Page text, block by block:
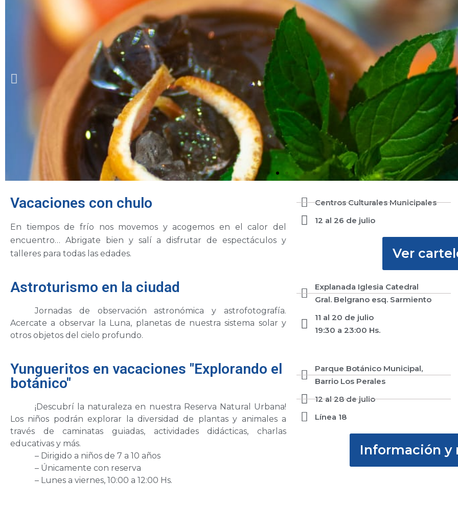
JUJEÑA
Vacaciones con chulo
En tiempos de frío nos movemos y acogemos en el calor del
encuentro… Abrigate bien y salí a disfrutar de espectáculos y
talleres para todas las edades.
Centros Culturales Municipales
12 al 26 de julio
Ver
Astroturismo en la ciudad
Jornadas de observación astronómica y astrofotografía.
Acercate a observar la Luna, planetas de nuestra sistema solar y
otros objetos del cielo profundo.
Explanada Iglesia Catedral
Gral. Belgrano esq. Sarmiento
11 al 20 de julio
19:30 a 23:00 Hs.
Yungueritos en vacaciones "Explorando el
botánico"
¡Descubrí la naturaleza en nuestra Reserva Natural Urbana!
Los niños podrán explorar la diversidad de plantas y animales a
través de caminatas guiadas, actividades didácticas, charlas
educativas y más.
– Dirigido a niños de 7 a 10 años
– Únicamente con reserva
– Lunes a viernes, 10:00 a 12:00 Hs.
Parque Botánico Municipal,
Barrio Los Perales
12 al 28 de julio
Línea 18
Información y